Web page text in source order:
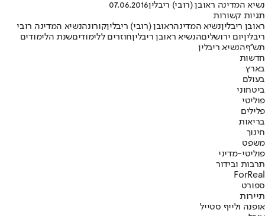
נשיא המדינה ראובן (רובי) ריבלין07.06.2016
תגיות קשורות
ראובן ריבליןנשיא המדינהראובן (רובי) ריבליןקורונהנשיא המדינה רובי
ריבליןיום ירושליםהנשיא ראובן ריבליןחוזרים ללימודיםשנת הלימודים
תש''ףהנשיא ריבלין
חדשות
בארץ
בעולם
ביטחוני
פוליטי
פלילים
בריאות
חינוך
משפט
פוליטי-מדיני
תרבות ובידור
ForReal
ספורט
תיירות
אופנה ולייף סטייל